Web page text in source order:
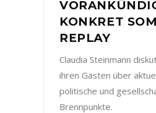
KONKRET
REPLAY
Claudia Steinmann
ihren Gästen über
politische und
Brennpunkte.